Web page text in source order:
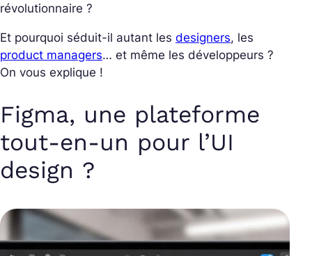
révolutionnaire ?
Et pourquoi séduit-il autant les designers, les
product managers… et même les développeurs ?
On vous explique !
Figma, une plateforme
tout-en-un pour l’UI
design ?